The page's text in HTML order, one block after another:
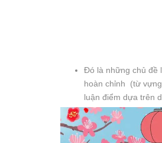
Đó là những chủ đề
hoàn chỉnh (từ
luận điểm dựa trên